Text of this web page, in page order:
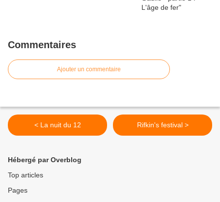
Commentaires
Ajouter un commentaire
< La nuit du 12 Rifkin's festival >
Hébergé par Overblog
Top articles
Pages